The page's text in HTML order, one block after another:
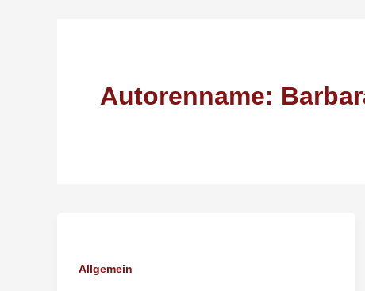
Autorenname:
Allgemein